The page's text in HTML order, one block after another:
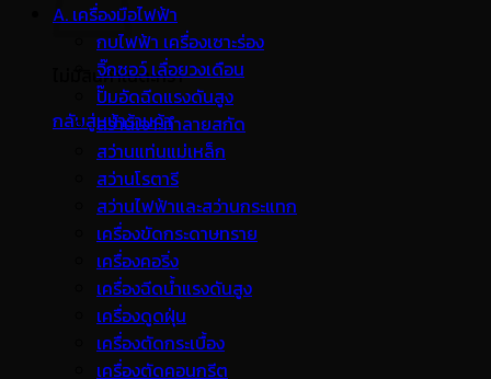
ไม่มีสินค้าในตะกร้า
กลับสู่หน้าร้านค้า
A. เครื่องมือไฟฟ้า
กบไฟฟ้า เครื่องเซาะร่อง
จิ๊กซอว์ เลื่อยวงเดือน
ปั๊มอัดฉีดแรงดันสูง
สว่านเจาะทำลายสกัด
สว่านแท่นแม่เหล็ก
สว่านโรตารี
สว่านไฟฟ้าและสว่านกระแทก
เครื่องขัดกระดาษทราย
เครื่องคอริ่ง
เครื่องฉีดน้ำแรงดันสูง
เครื่องดูดฝุ่น
เครื่องตัดกระเบื้อง
เครื่องตัดคอนกรีต